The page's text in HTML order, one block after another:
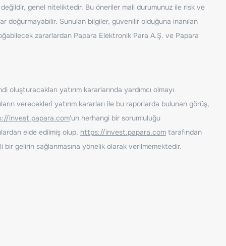
değildir, genel niteliktedir. Bu öneriler mali durumunuz ile risk ve
doğurmayabilir. Sunulan bilgiler, güvenilir olduğuna inanılan
zararlardan Papara Elektronik Para A.Ş. ve Papara
yatırım kararlarında yardımcı olmayı
verecekleri yatırım kararları ile bu raporlarda bulunan görüş,
invest.papara.com'un herhangi bir sorumluluğu
elde edilmiş olup, https://invest.papara.com tarafından
bir gelirin sağlanmasına yönelik olarak verilmemektedir.